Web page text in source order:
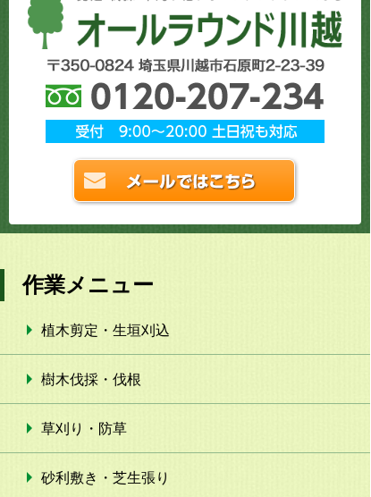
作業メニュー
植木剪定・生垣刈込
樹木伐採・伐根
草刈り・防草
砂利敷き・芝生張り